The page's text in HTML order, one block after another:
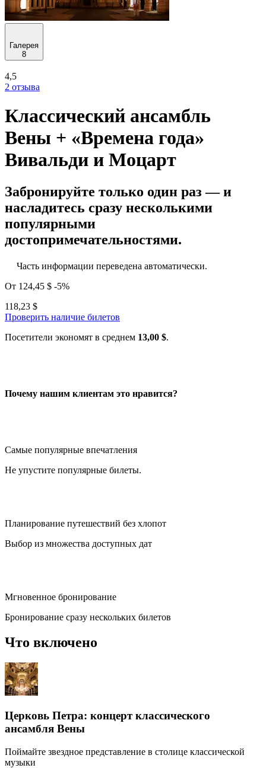
Галерея
8
4,5
2 отзыва
Классический ансамбль
Вены + «Времена года»
Вивальди и Моцарт
Забронируйте только один раз — и
насладитесь сразу несколькими
популярными
достопримечательностями.
Часть информации переведена автоматически.
От 124,45 $ -5%
118,23 $
Проверить наличие билетов
Посетители экономят в среднем 13,00 $.
Почему нашим клиентам это нравится?
Самые популярные впечатления
Не упустите популярные билеты.
Планирование путешествий без хлопот
Выбор из множества доступных дат
Мгновенное бронирование
Бронирование сразу нескольких билетов
Что включено
Церковь Петра: концерт классического
ансамбля Вены
Поймайте звездное представление в столице классической
музыки